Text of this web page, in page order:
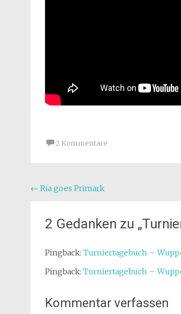
2 Kommentare
Beitragsnavigation
← Ria goes Primark
2 Gedanken zu „
Pingback: Turniertagebuch –
Pingback: Turniertagebuch –
Kommentar verfassen